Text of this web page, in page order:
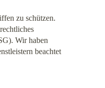
zu schützen.
Wir haben
beachtet